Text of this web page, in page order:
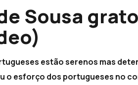
Sousa
estão serenos mas
o esforço dos portugueses no